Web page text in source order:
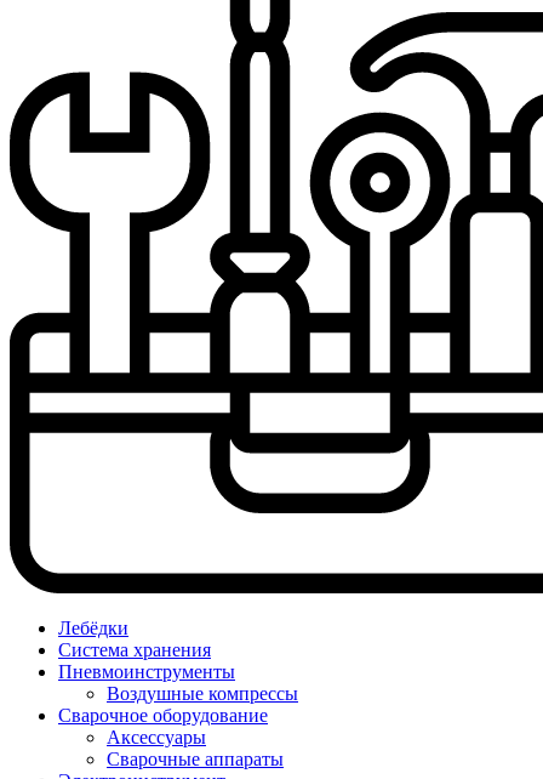
Лебёдки
Система хранения
Пневмоинструменты
Воздушные компрессы
Сварочное оборудование
Аксессуары
Сварочные аппараты